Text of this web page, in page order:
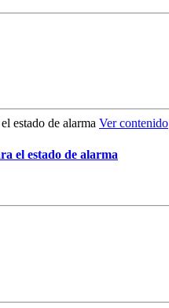
Ver contenido
el estado de alarma